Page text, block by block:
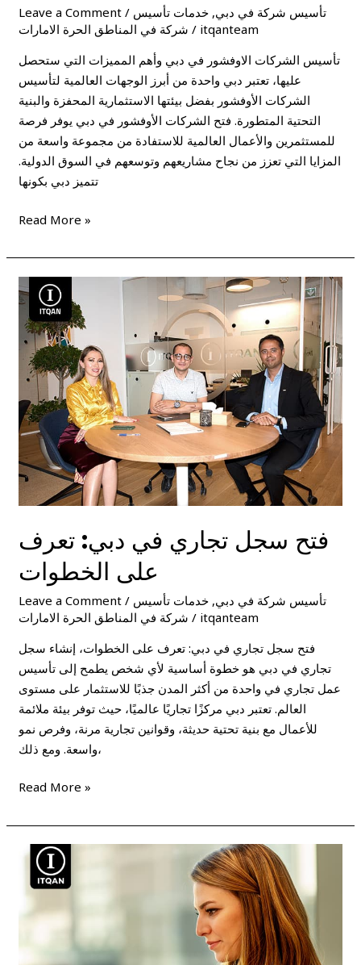
Leave a Comment / تأسيس شركة في دبي, خدمات تأسيس
شركة في المناطق الحرة الامارات / itqanteam
تأسيس الشركات الاوفشور في دبي وأهم المميزات التي ستحصل
عليها، تعتبر دبي واحدة من أبرز الوجهات العالمية لتأسيس
الشركات الأوفشور بفضل بيئتها الاستثمارية المحفزة والبنية
التحتية المتطورة. فتح الشركات الأوفشور في دبي يوفر فرصة
للمستثمرين والأعمال العالمية للاستفادة من مجموعة واسعة من
المزايا التي تعزز من نجاح مشاريعهم وتوسعهم في السوق الدولية.
تتميز دبي بكونها
Read More »
فتح سجل تجاري في دبي: تعرف
على الخطوات
Leave a Comment / تأسيس شركة في دبي, خدمات تأسيس
شركة في المناطق الحرة الامارات / itqanteam
فتح سجل تجاري في دبي: تعرف على الخطوات، إنشاء سجل
تجاري في دبي هو خطوة أساسية لأي شخص يطمح إلى تأسيس
عمل تجاري في واحدة من أكثر المدن جذبًا للاستثمار على مستوى
العالم. تعتبر دبي مركزًا تجاريًا عالميًا، حيث توفر بيئة ملائمة
للأعمال مع بنية تحتية حديثة، وقوانين تجارية مرنة، وفرص نمو
واسعة. ومع ذلك،
فتح
سجل
تجاري
في
دبي:
تعرف
على
الخطوات
Read More »
كيف
عملي
الخاص